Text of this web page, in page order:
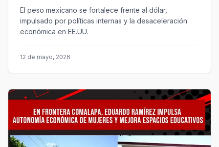
El peso mexicano se fortalece frente al dólar,
impulsado por políticas internas y la desaceleración
económica en EE.UU.
12 de mayo, 2026